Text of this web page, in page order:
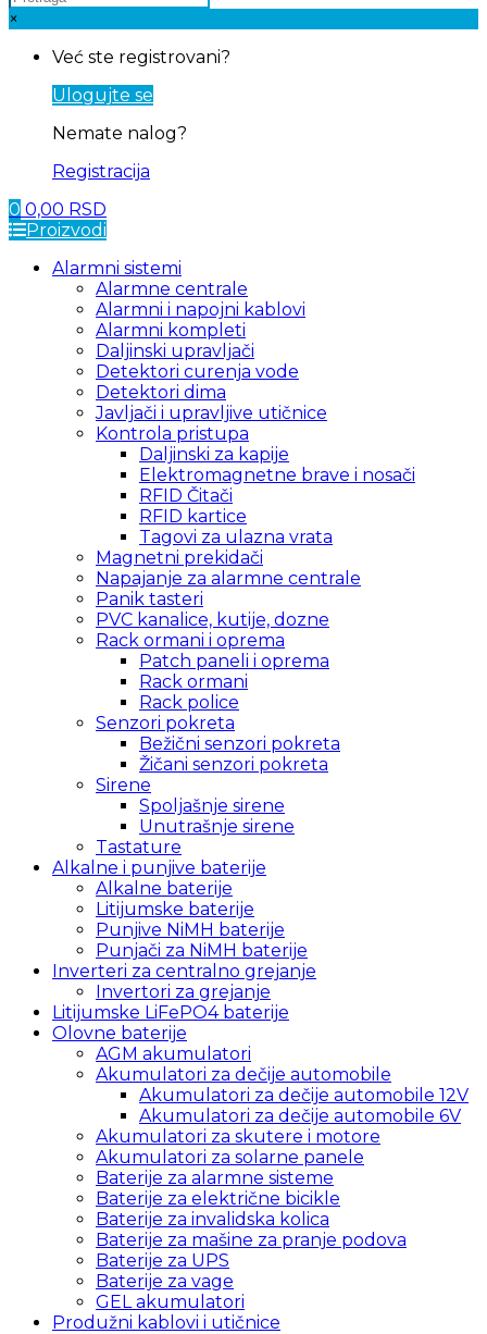
×
Već ste registrovani?
Ulogujte se
Nemate nalog?
Registracija
0 0,00 RSD
Proizvodi
Alarmni sistemi
Alarmne centrale
Alarmni i napojni kablovi
Alarmni kompleti
Daljinski upravljači
Detektori curenja vode
Detektori dima
Javljači i upravljive utičnice
Kontrola pristupa
Daljinski za kapije
Elektromagnetne brave i nosači
RFID Čitači
RFID kartice
Tagovi za ulazna vrata
Magnetni prekidači
Napajanje za alarmne centrale
Panik tasteri
PVC kanalice, kutije, dozne
Rack ormani i oprema
Patch paneli i oprema
Rack ormani
Rack police
Senzori pokreta
Bežični senzori pokreta
Žičani senzori pokreta
Sirene
Spoljašnje sirene
Unutrašnje sirene
Tastature
Alkalne i punjive baterije
Alkalne baterije
Litijumske baterije
Punjive NiMH baterije
Punjači za NiMH baterije
Inverteri za centralno grejanje
Invertori za grejanje
Litijumske LiFePO4 baterije
Olovne baterije
AGM akumulatori
Akumulatori za dečije automobile
Akumulatori za dečije automobile 12V
Akumulatori za dečije automobile 6V
Akumulatori za skutere i motore
Akumulatori za solarne panele
Baterije za alarmne sisteme
Baterije za električne bicikle
Baterije za invalidska kolica
Baterije za mašine za pranje podova
Baterije za UPS
Baterije za vage
GEL akumulatori
Produžni kablovi i utičnice